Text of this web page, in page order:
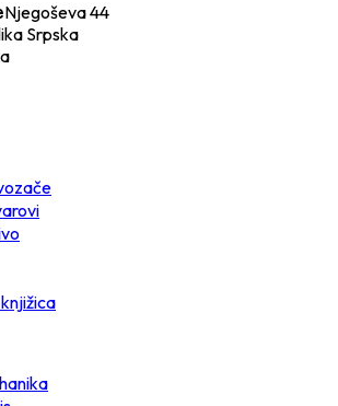
Njegoševa 44
Srpska